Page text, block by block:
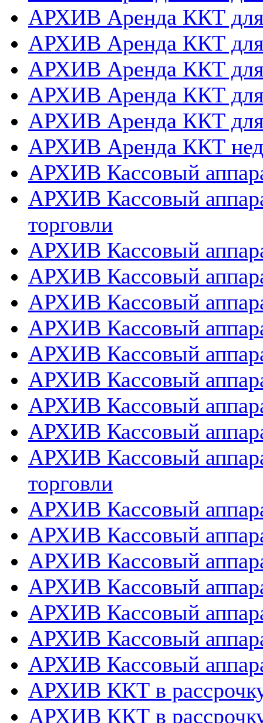
АРХИВ Аренда ККТ
АРХИВ Аренда ККТ для
АРХИВ Аренда ККТ
АРХИВ Аренда ККТ для
АРХИВ Аренда ККТ
АРХИВ Аренда ККТ
АРХИВ Кассовый
АРХИВ Кассовый
торговли
АРХИВ Кассовый
АРХИВ Кассовый
АРХИВ Кассовый
АРХИВ Кассовый
АРХИВ Кассовый
АРХИВ Кассовый
АРХИВ Кассовый
АРХИВ Кассовый
АРХИВ Кассовый
торговли
АРХИВ Кассовый
АРХИВ Кассовый
АРХИВ Кассовый
АРХИВ Кассовый
АРХИВ Кассовый
АРХИВ Кассовый
АРХИВ Кассовый
АРХИВ ККТ в
АРХИВ ККТ в